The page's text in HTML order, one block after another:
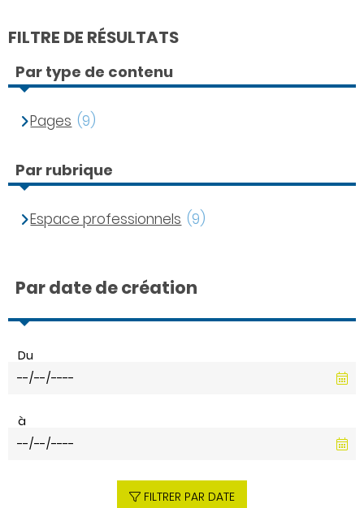
FILTRE DE RÉSULTATS
Par type de contenu
Pages (9)
Par rubrique
Espace professionnels (9)
Par date de création
Du
à
FILTRER PAR DATE